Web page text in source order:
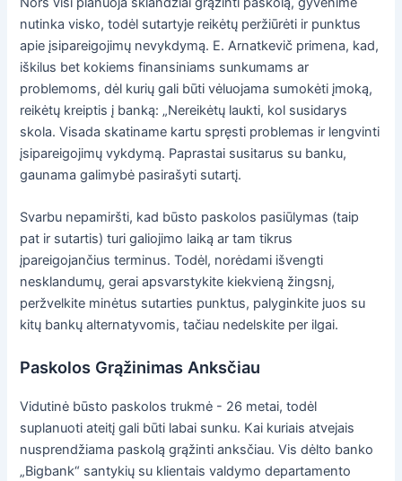
nutinka visko, todėl sutartyje reikėtų peržiūrėti ir punktus
apie įsipareigojimų nevykdymą. E. Arnatkevič primena, kad,
iškilus bet kokiems finansiniams sunkumams ar
problemoms, dėl kurių gali būti vėluojama sumokėti įmoką,
reikėtų kreiptis į banką: „Nereikėtų laukti, kol susidarys
skola. Visada skatiname kartu spręsti problemas ir lengvinti
įsipareigojimų vykdymą. Paprastai susitarus su banku,
gaunama galimybė pasirašyti sutartį.
Svarbu nepamiršti, kad būsto paskolos pasiūlymas (taip
pat ir sutartis) turi galiojimo laiką ar tam tikrus
įpareigojančius terminus. Todėl, norėdami išvengti
nesklandumų, gerai apsvarstykite kiekvieną žingsnį,
peržvelkite minėtus sutarties punktus, palyginkite juos su
kitų bankų alternatyvomis, tačiau nedelskite per ilgai.
Paskolos Grąžinimas Anksčiau
Vidutinė būsto paskolos trukmė - 26 metai, todėl
suplanuoti ateitį gali būti labai sunku. Kai kuriais atvejais
nusprendžiama paskolą grąžinti anksčiau. Vis dėlto banko
„Bigbank“ santykių su klientais valdymo departamento